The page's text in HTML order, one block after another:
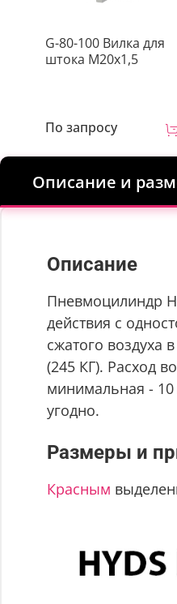
G-80-100 Вилка для
штока M20x1,5
По запросу
Описание и
Описание
Пневмоцилиндр
действия с
сжатого воздуха
(245 КГ). Расход
минимальная -
угодно.
Размеры и
Красным